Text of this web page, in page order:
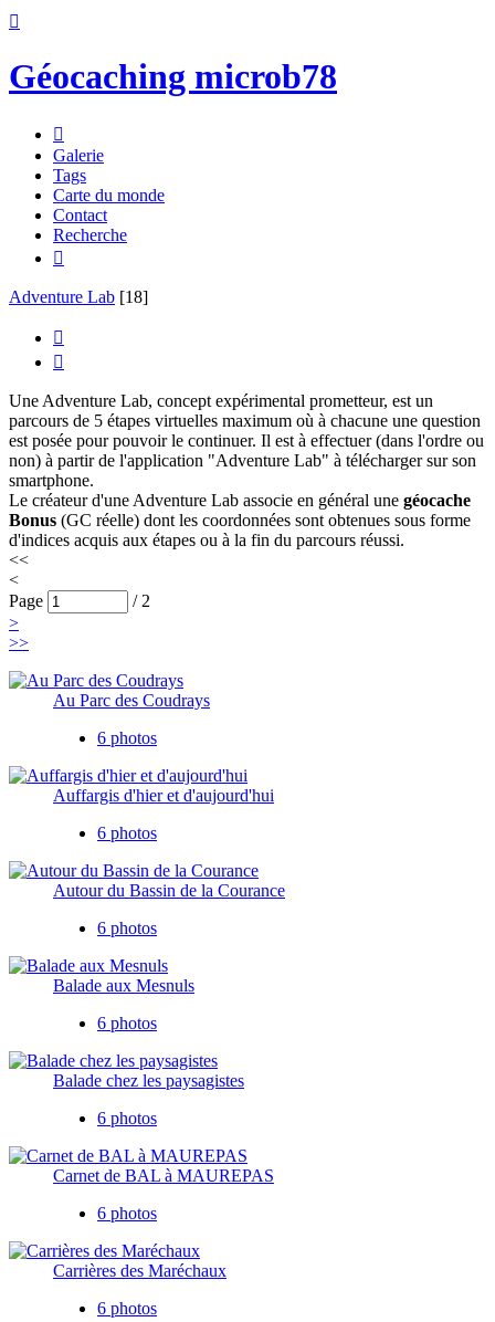

Géocaching microb78

Galerie
Tags
Carte du monde
Contact
Recherche

Adventure Lab [18]


Une Adventure Lab, concept expérimental prometteur, est un
parcours de 5 étapes virtuelles maximum où à chacune une question
est posée pour pouvoir le continuer. Il est à effectuer (dans l'ordre ou
non) à partir de l'application "Adventure Lab" à télécharger sur son
smartphone.
Le créateur d'une Adventure Lab associe en général une géocache
Bonus (GC réelle) dont les coordonnées sont obtenues sous forme
d'indices acquis aux étapes ou à la fin du parcours réussi.
<<
<
Page
/ 2
>
>>
Au Parc des Coudrays
6 photos
Auffargis d'hier et d'aujourd'hui
6 photos
Autour du Bassin de la Courance
6 photos
Balade aux Mesnuls
6 photos
Balade chez les paysagistes
6 photos
Carnet de BAL à MAUREPAS
6 photos
Carrières des Maréchaux
6 photos